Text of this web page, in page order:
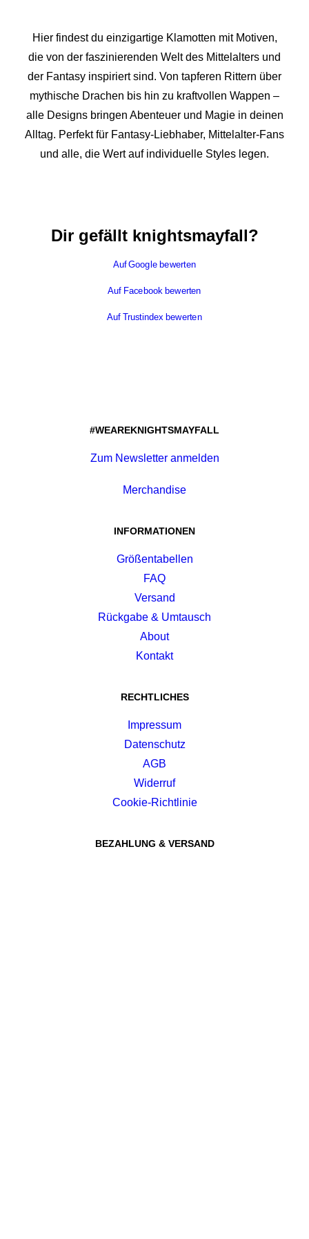
Hier findest du einzigartige Klamotten mit Motiven,
die von der faszinierenden Welt des Mittelalters und
der Fantasy inspiriert sind. Von tapferen Rittern über
mythische Drachen bis hin zu kraftvollen Wappen –
alle Designs bringen Abenteuer und Magie in deinen
Alltag. Perfekt für Fantasy-Liebhaber, Mittelalter-Fans
und alle, die Wert auf individuelle Styles legen.
Dir gefällt knightsmayfall?
Auf Google bewerten
Auf Facebook bewerten
Auf Trustindex bewerten
#WEAREKNIGHTSMAYFALL
Zum Newsletter anmelden
Merchandise
INFORMATIONEN
Größentabellen
FAQ
Versand
Rückgabe & Umtausch
About
Kontakt
RECHTLICHES
Impressum
Datenschutz
AGB
Widerruf
Cookie-Richtlinie
BEZAHLUNG & VERSAND